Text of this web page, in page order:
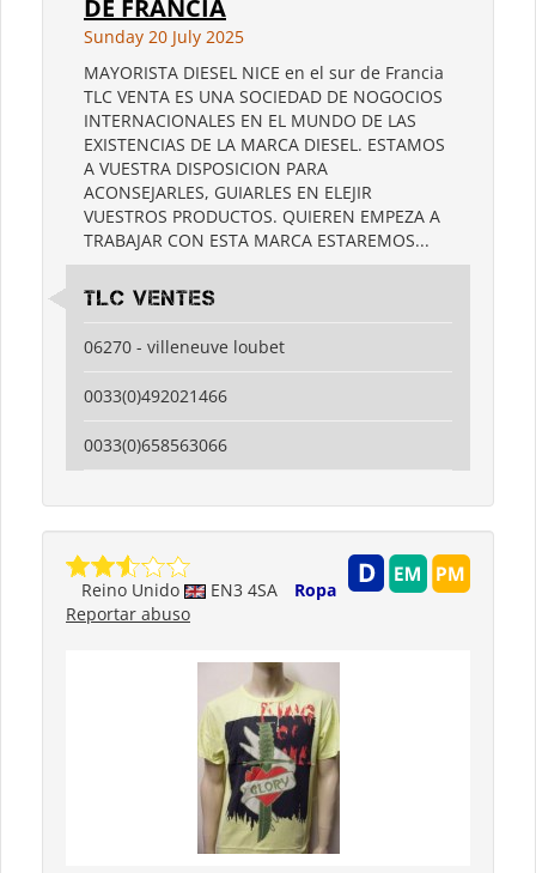
DE FRANCIA
Sunday 20 July 2025
MAYORISTA DIESEL NICE en el sur de Francia
TLC VENTA ES UNA SOCIEDAD DE NOGOCIOS
INTERNACIONALES EN EL MUNDO DE LAS
EXISTENCIAS DE LA MARCA DIESEL. ESTAMOS
A VUESTRA DISPOSICION PARA
ACONSEJARLES, GUIARLES EN ELEJIR
VUESTROS PRODUCTOS. QUIEREN EMPEZA A
TRABAJAR CON ESTA MARCA ESTAREMOS...
TLC VENTES
06270 - villeneuve loubet
0033(0)492021466
0033(0)658563066
Reino Unido EN3 4SA
Ropa
Reportar abuso